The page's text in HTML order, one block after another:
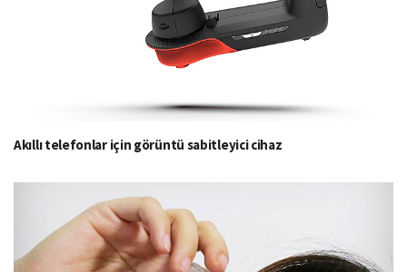
Akıllı telefonlar için görüntü sabitleyici cihaz